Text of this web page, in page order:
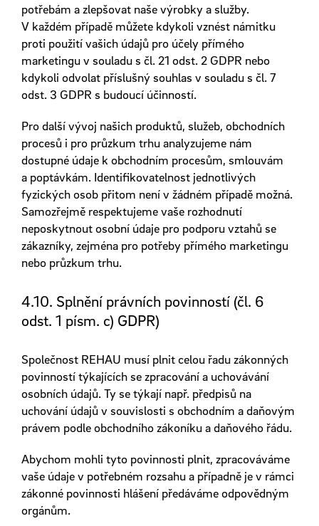
potřebám a zlepšovat naše výrobky a služby.
V každém případě můžete kdykoli vznést námitku
proti použití vašich údajů pro účely přímého
marketingu v souladu s čl. 21 odst. 2 GDPR nebo
kdykoli odvolat příslušný souhlas v souladu s čl. 7
odst. 3 GDPR s budoucí účinností.
Pro další vývoj našich produktů, služeb, obchodních
procesů i pro průzkum trhu analyzujeme nám
dostupné údaje k obchodním procesům, smlouvám
a poptávkám. Identifikovatelnost jednotlivých
fyzických osob přitom není v žádném případě možná.
Samozřejmě respektujeme vaše rozhodnutí
neposkytnout osobní údaje pro podporu vztahů se
zákazníky, zejména pro potřeby přímého marketingu
nebo průzkum trhu.
4.10. Splnění právních povinností (čl. 6
odst. 1 písm. c) GDPR)
Společnost REHAU musí plnit celou řadu zákonných
povinností týkajících se zpracování a uchovávání
osobních údajů. Ty se týkají např. předpisů na
uchování údajů v souvislosti s obchodním a daňovým
právem podle obchodního zákoníku a daňového řádu.
Abychom mohli tyto povinnosti plnit, zpracováváme
vaše údaje v potřebném rozsahu a případně je v rámci
zákonné povinnosti hlášení předáváme odpovědným
orgánům.